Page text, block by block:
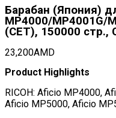
Барабан (Япония)
MP4000/MP4001G/
(CET), 150000 стр.,
23,200AMD
Product Highlights
RICOH: Aficio MP4000,
Aficio MP5000, Aficio